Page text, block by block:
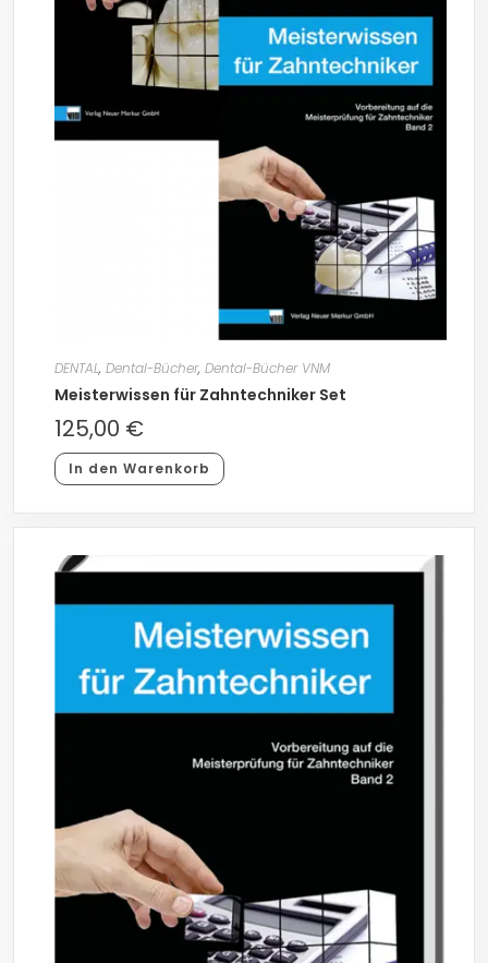
DENTAL, Dental-Bücher, Dental-Bücher VNM
Meisterwissen für Zahntechniker Set
125,00 €
In den Warenkorb